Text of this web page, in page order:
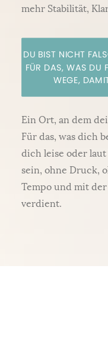
mehr Stabilität,
DU BIST NICHT
FÜR DAS, WAS DU
WEGE,
Ein Ort, an dem
Für das, was dich
dich leise oder
sein, ohne Druck,
Tempo und mit
verdient.